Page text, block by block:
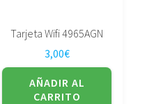
Tarjeta Wifi 4965AGN
3,00€
AÑADIR AL
CARRITO